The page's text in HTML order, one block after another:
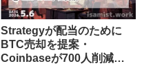
Strategyが配当のために
BTC売却を提案・
Coinbaseが700人削減・